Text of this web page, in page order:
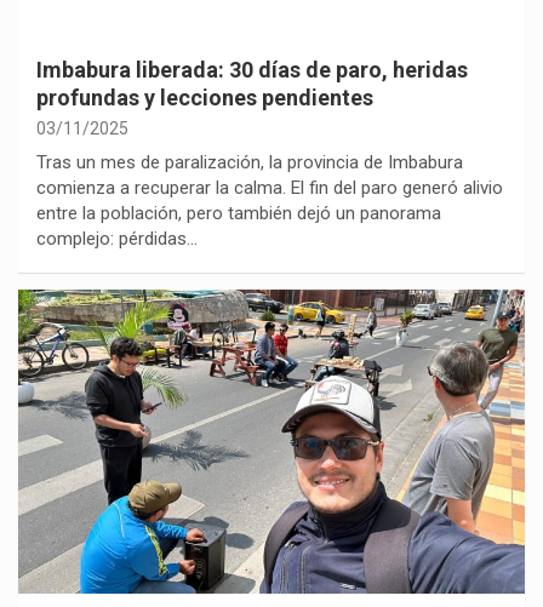
Imbabura liberada: 30 días de paro, heridas
profundas y lecciones pendientes
03/11/2025
Tras un mes de paralización, la provincia de Imbabura
comienza a recuperar la calma. El fin del paro generó alivio
entre la población, pero también dejó un panorama
complejo: pérdidas…